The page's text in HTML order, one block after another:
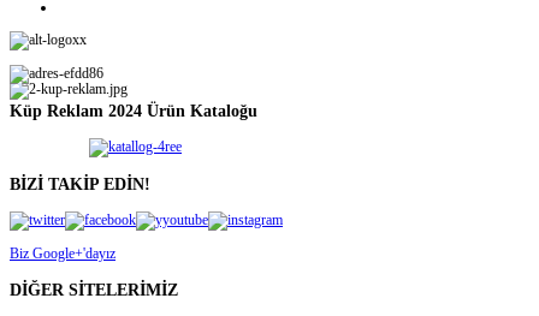
Küp Reklam 2024 Ürün Kataloğu
BİZİ TAKİP EDİN!
Biz Google+'dayız
DİĞER SİTELERİMİZ